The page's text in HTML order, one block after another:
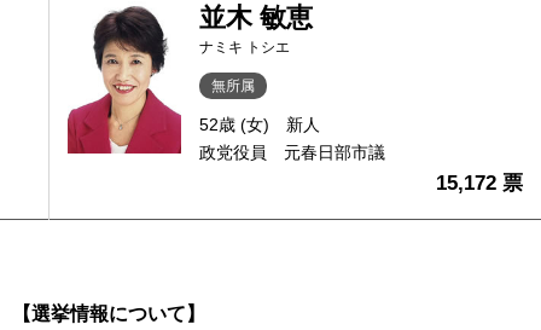
並木 敏恵
ナミキ トシエ
無所属
52歳 (女)
新人
政党役員 元春日部市議
15,172 票
【選挙情報について】